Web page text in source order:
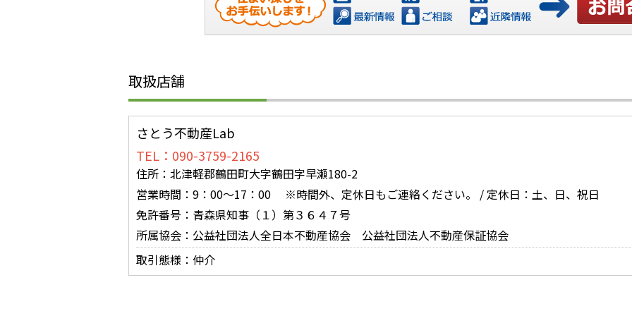
お問い合
取扱店舗
さとう不動産Lab
TEL：090-3759-2165
住所：北津軽郡鶴田町大字鶴田字早瀬180-2
営業時間：9：00～17：00 ※時間外、定休日もご連絡ください。 / 定休日：土、日、祝日
免許番号：青森県知事（１）第３６４７号
所属協会：公益社団法人全日本不動産協会 公益社団法人不動産保証協会
取引態様：仲介